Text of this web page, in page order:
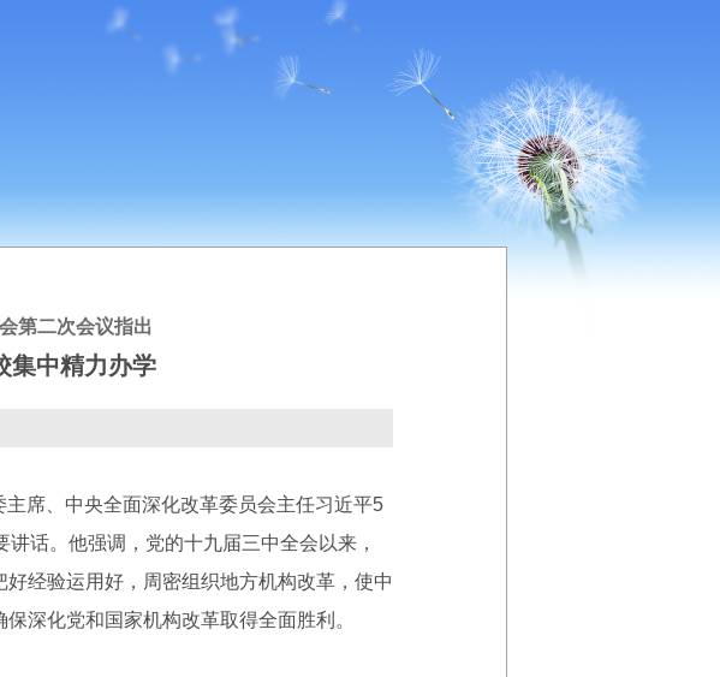
第二次会议指出
集中精力办学
席、中央全面深化改革委员会主任习近平5
话。他强调，党的十九届三中全会以来，
经验运用好，周密组织地方机构改革，使中
深化党和国家机构改革取得全面胜利。